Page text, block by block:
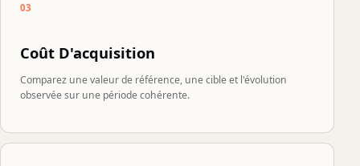
03
Coût D'acquisition
Comparez une valeur de référence, une cible et l'évolution
observée sur une période cohérente.